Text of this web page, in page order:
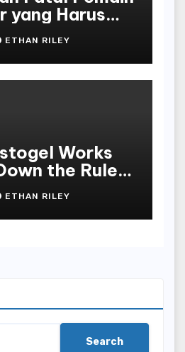
yang Harus
Slot777
Terbaik
ETHAN RILEY
Works
the Rules
ETHAN RILEY
Search